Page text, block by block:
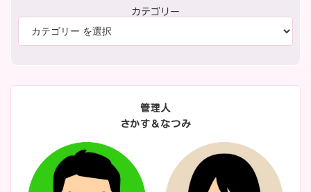
カテゴリー
管理人
さかす＆なつみ